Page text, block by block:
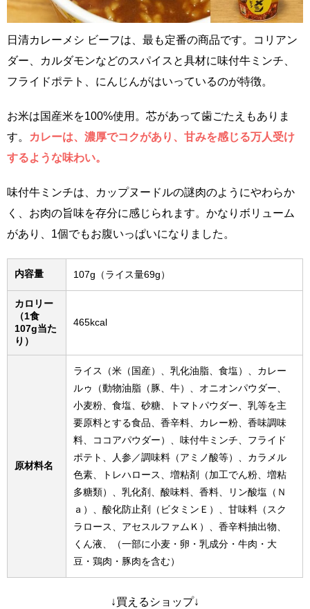
日清カレーメシ ビーフは、最も定番の商品です。コリアン
ダー、カルダモンなどのスパイスと具材に味付牛ミンチ、
フライドポテト、にんじんがはいっているのが特徴。
お米は国産米を100%使用。芯があって歯ごたえもありま
す。
カレーは、濃厚でコクがあり、甘みを感じる万人受け
するような味わい。
味付牛ミンチは、カップヌードルの謎肉のようにやわらか
く、お肉の旨味を存分に感じられます。かなりボリューム
があり、1個でもお腹いっぱいになりました。
内容量 107g（ライス量69g）
カロリー
（1食
107g当た
り）
465kcal
原材料名
ライス（米（国産）、乳化油脂、食塩）、カレー
ルゥ（動物油脂（豚、牛）、オニオンパウダー、
小麦粉、食塩、砂糖、トマトパウダー、乳等を主
要原料とする食品、香辛料、カレー粉、香味調味
料、ココアパウダー）、味付牛ミンチ、フライド
ポテト、人参／調味料（アミノ酸等）、カラメル
色素、トレハロース、増粘剤（加工でん粉、増粘
多糖類）、乳化剤、酸味料、香料、リン酸塩（Ｎ
ａ）、酸化防止剤（ビタミンＥ）、甘味料（スク
ラロース、アセスルファムＫ）、香辛料抽出物、
くん液、（一部に小麦・卵・乳成分・牛肉・大
豆・鶏肉・豚肉を含む）
↓買えるショップ↓